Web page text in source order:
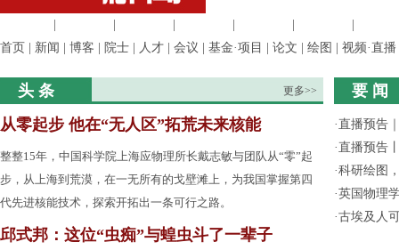
首页
新闻 博客 院士 人才 会议 基金·项目 论文 绘图 视频·直播
头 条 更多>>
从零起步 他在“无人区”拓荒未来核能
整整15年，中国科学院上海应物理所长戴志敏与团队从“零”起
步，从上海到荒漠，在一无所有的戈壁滩上，为我国掌握第四
代先进核能技术，探索开拓出一条可行之路。
邱式邦：这位“虫痴”与蝗虫斗了一辈子
要 闻
·直播预告
·直播预告
·科研绘图
·英国物理
·古埃及人